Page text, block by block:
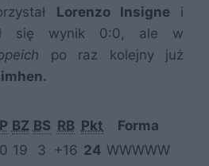
Lorenzo Insignei
się wynik 0:0, ale w
po raz kolejny już
P BZ BS RB Pkt
Forma
0 19 3 +16 24 WWWWW